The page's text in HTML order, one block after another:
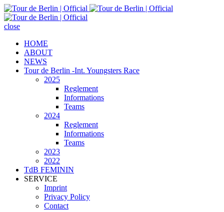
close
HOME
ABOUT
NEWS
Tour de Berlin -Int. Youngsters Race
2025
Reglement
Informations
Teams
2024
Reglement
Informations
Teams
2023
2022
TdB FEMININ
SERVICE
Imprint
Privacy Policy
Contact